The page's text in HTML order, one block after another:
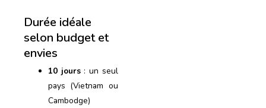
Durée idéale
selon budget et
envies
10 jours: un seul
pays (Vietnam ou
Cambodge)